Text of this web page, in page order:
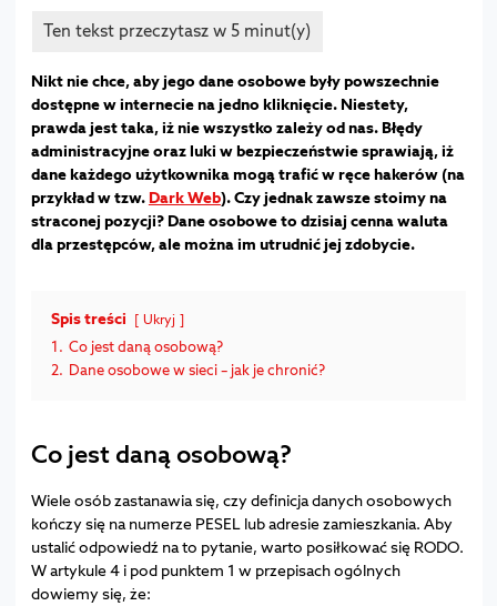
Nikt nie chce, aby jego dane osobowe były powszechnie
dostępne w internecie na jedno kliknięcie. Niestety,
prawda jest taka, iż nie wszystko zależy od nas. Błędy
administracyjneoraz luki w bezpieczeństwie sprawiają, iż
dane każdego użytkownika mogą trafić w ręce hakerów (na
przykład w tzw. Dark Web). Czy jednak zawsze stoimy na
straconej pozycji? Dane osobowe to dzisiaj cenna waluta
dla przestępców, ale można im utrudnić jej zdobycie.
Spis treści Ukryj
1. Co jest daną osobową?
2. Dane osobowe w sieci – jak je chronić?
Co jest daną osobową?
Wiele osób zastanawia się, czy definicja danych osobowych
kończy się na numerze PESEL lub adresie zamieszkania. Aby
ustalić odpowiedź na to pytanie, warto posiłkować się RODO.
W artykule 4 i pod punktem 1 w przepisach ogólnych
dowiemy się, że: